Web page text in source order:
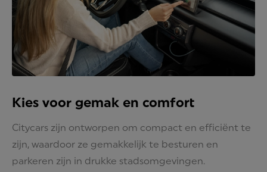
Kies voor gemak en comfort
Citycars zijn ontworpen om compact en efficiënt te
zijn, waardoor ze gemakkelijk te besturen en
parkeren zijn in drukke stadsomgevingen.